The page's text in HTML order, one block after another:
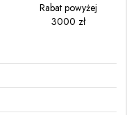
Rabat powyżej
3000 zł